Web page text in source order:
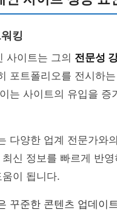
킹
사이트는 그의 전문성
포트폴리오를 전시하
는 사이트의 유입을
다양한 업계 전문가와의
신 정보를 빠르게 반
이 됩니다.
꾸준한 콘텐츠 업데이